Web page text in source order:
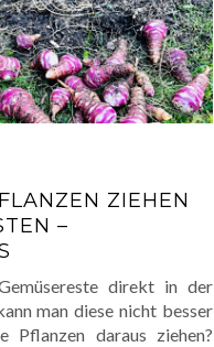
ZIEHEN
–
direkt in der
man diese nicht besser
Pflanzen daraus ziehen?